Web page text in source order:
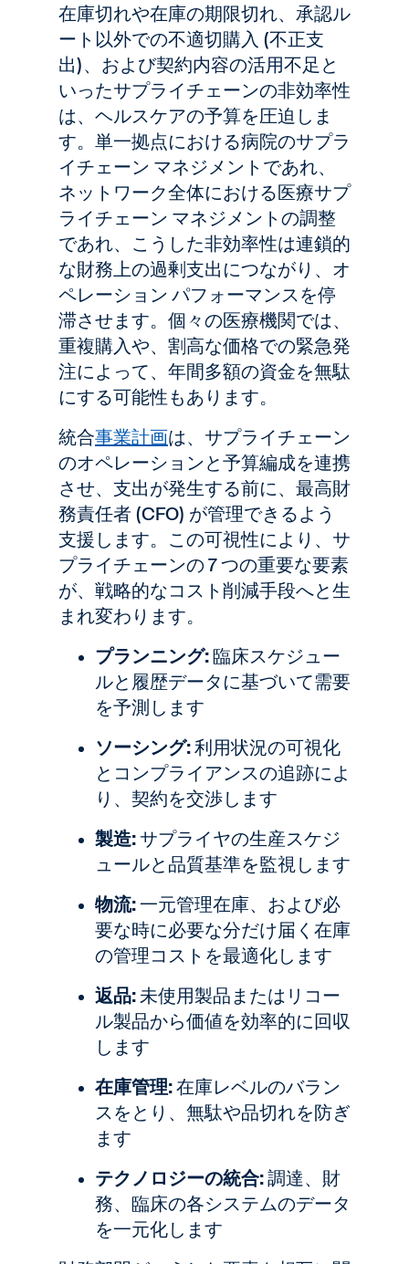
在庫切れや在庫の期限切れ、承認ル
ート以外での不適切購入 (不正支
出)、および契約内容の活用不足と
いったサプライチェーンの非効率性
は、ヘルスケアの予算を圧迫しま
す。単一拠点における病院のサプラ
イチェーン マネジメントであれ、
ネットワーク全体における医療サプ
ライチェーン マネジメントの調整
であれ、こうした非効率性は連鎖的
な財務上の過剰支出につながり、オ
ペレーション パフォーマンスを停
滞させます。個々の医療機関では、
重複購入や、割高な価格での緊急発
注によって、年間多額の資金を無駄
にする可能性もあります。
統合事業計画は、サプライチェーン
のオペレーションと予算編成を連携
させ、支出が発生する前に、最高財
務責任者 (CFO) が管理できるよう
支援します。この可視性により、サ
プライチェーンの 7 つの重要な要素
が、戦略的なコスト削減手段へと生
まれ変わります。
プランニング:臨床スケジュー
ルと履歴データに基づいて需要
を予測します
ソーシング:利用状況の可視化
とコンプライアンスの追跡によ
り、契約を交渉します
製造:サプライヤの生産スケジ
ュールと品質基準を監視します
物流:一元管理在庫、および必
要な時に必要な分だけ届く在庫
の管理コストを最適化します
返品:未使用製品またはリコー
ル製品から価値を効率的に回収
します
在庫管理:在庫レベルのバラン
スをとり、無駄や品切れを防ぎ
ます
テクノロジーの統合:調達、財
務、臨床の各システムのデータ
を一元化します